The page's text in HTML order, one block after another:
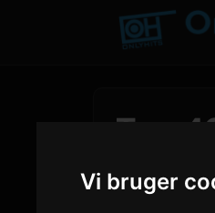
Vi bruger
Top
Hits